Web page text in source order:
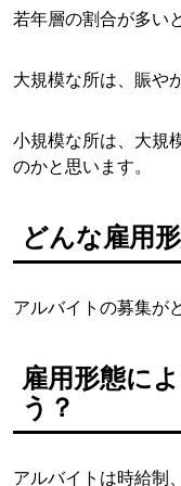
若年層の割合が多い
大規模な所は、賑や
小規模な所は、大規
のかと思います。
どんな雇用
アルバイトの募集が
雇用形態に
う？
アルバイトは時給制